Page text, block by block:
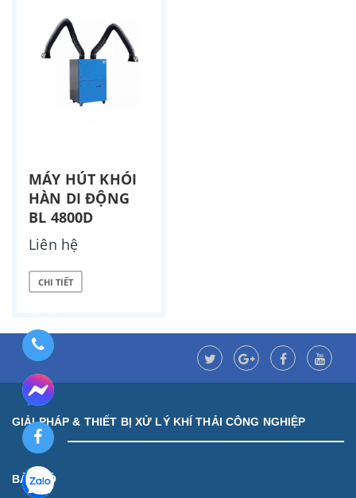
MÁY HÚT KHÓI
HÀN DI ĐỘNG
BL 4800D
Liên hệ
CHI TIẾT
GIẢI PHÁP & THIẾT BỊ XỬ LÝ KHÍ THẢI CÔNG NGHIỆP
BẢN ĐỒ